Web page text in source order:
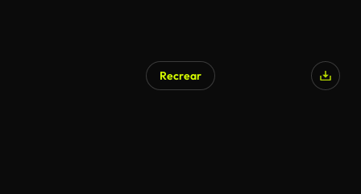
Recrear